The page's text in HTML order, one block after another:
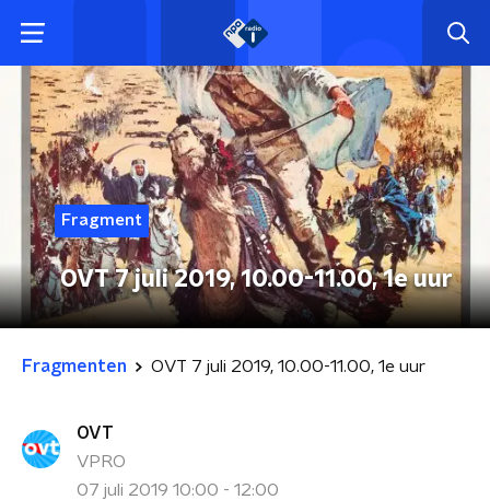
Fragment
OVT 7 juli 2019, 10.00-11.00, 1e uur
Fragmenten OVT 7 juli 2019, 10.00-11.00, 1e uur
OVT
VPRO
07 juli 2019 10:00 - 12:00